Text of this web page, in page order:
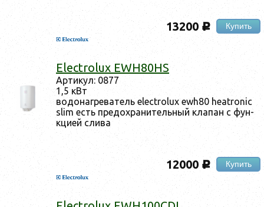
13200 c Купить
Electrolux EWH80HS
Ар­ти­кул: 0877
1,5 кВт
во­донаг­ре­ватель electrolux ewh80 heatronic
slim есть пре­дох­ра­нитель­ный кла­пан с фун­
кци­ей сли­ва
12000 c Купить